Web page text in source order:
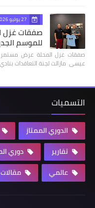
27 يوليو 2026
صفقات غزل
للموسم
صفقات غزل المحلة عرض
عيسى مازالت لجنة التعاقدات
التسميات
الدوري الممتاز
تقارير
دوري
عالمي
مقالات